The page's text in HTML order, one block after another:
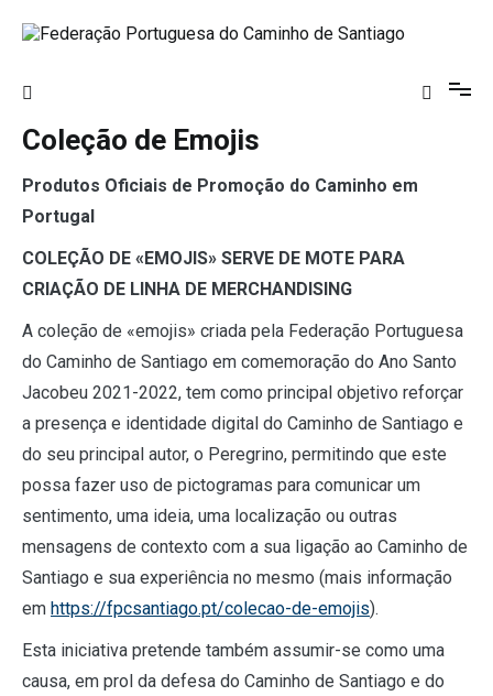
para
Santiago
Coleção de Emojis
Produtos Oficiais de Promoção do Caminho em
Portugal
COLEÇÃO DE «EMOJIS» SERVE DE MOTE PARA
CRIAÇÃO DE LINHA DE MERCHANDISING
A coleção de «emojis» criada pela Federação Portuguesa
do Caminho de Santiago em comemoração do Ano Santo
Jacobeu 2021-2022, tem como principal objetivo reforçar
a presença e identidade digital do Caminho de Santiago e
do seu principal autor, o Peregrino, permitindo que este
possa fazer uso de pictogramas para comunicar um
sentimento, uma ideia, uma localização ou outras
mensagens de contexto com a sua ligação ao Caminho de
Santiago e sua experiência no mesmo (mais informação
em https://fpcsantiago.pt/colecao-de-emojis).
Esta iniciativa pretende também assumir-se como uma
causa, em prol da defesa do Caminho de Santiago e do